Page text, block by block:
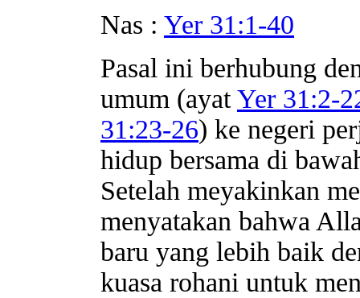
Nas : Yer 31:1-40
Pasal ini berhubung
umum (ayatYer 31:2-
31:23-26) ke negeri
hidup bersama di
Setelah meyakinkan
menyatakan bahwa
baru yang lebih baik
kuasa rohani untuk